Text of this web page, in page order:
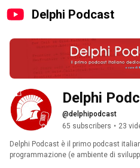
Delphi Podcast
Delphi
@delphipodcast
65 subscribers • 23
Delphi Podcast è il primo podcast
programmazione (e ambiente di